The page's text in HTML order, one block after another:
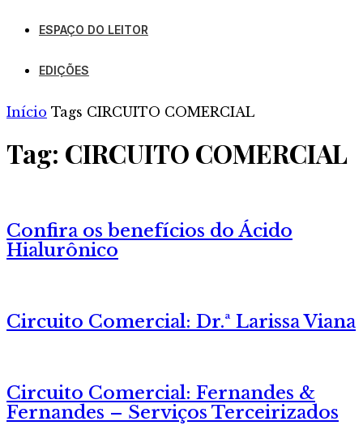
ESPAÇO DO LEITOR
EDIÇÕES
Início Tags CIRCUITO COMERCIAL
Tag: CIRCUITO COMERCIAL
Confira os benefícios do Ácido
Hialurônico
Circuito Comercial: Dr.ª Larissa Viana
Circuito Comercial: Fernandes &
Fernandes – Serviços Terceirizados